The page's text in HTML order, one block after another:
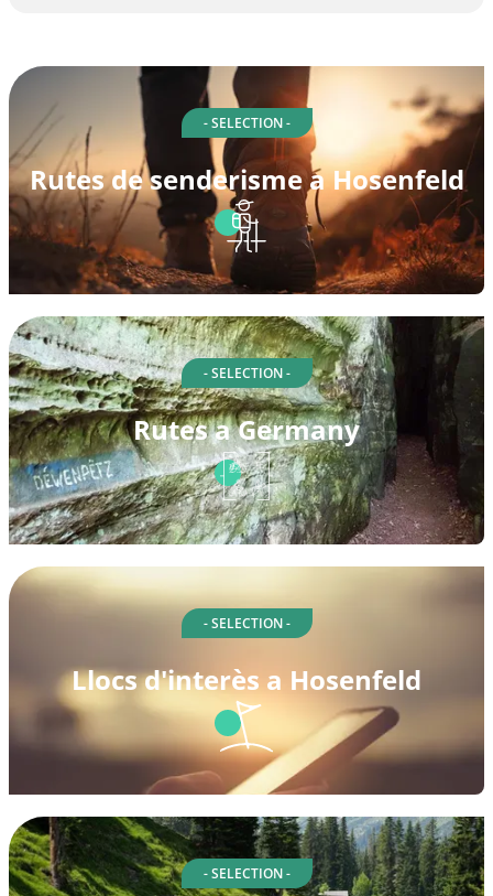
- SELECTION -
Rutes de senderisme a Hosenfeld
- SELECTION -
Rutes a Germany
- SELECTION -
Llocs d'interès a Hosenfeld
- SELECTION -